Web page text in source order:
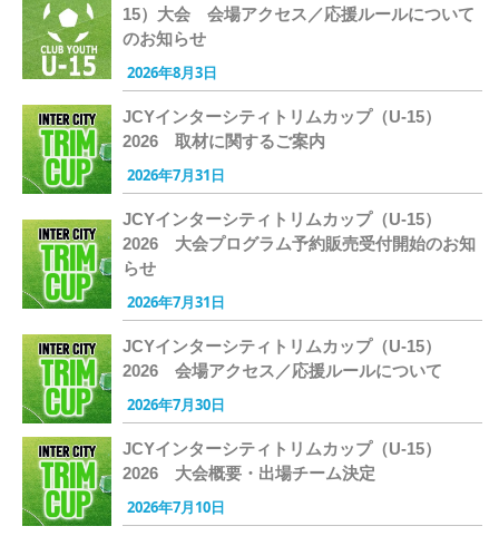
15）大会 会場アクセス／応援ルールについて
のお知らせ
2026年8月3日
JCYインターシティトリムカップ（U-15）
2026 取材に関するご案内
2026年7月31日
JCYインターシティトリムカップ（U-15）
2026 大会プログラム予約販売受付開始のお知
らせ
2026年7月31日
JCYインターシティトリムカップ（U-15）
2026 会場アクセス／応援ルールについて
2026年7月30日
JCYインターシティトリムカップ（U-15）
2026 大会概要・出場チーム決定
2026年7月10日